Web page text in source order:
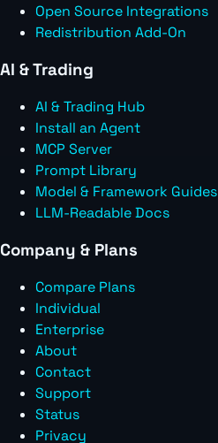
Open Source Integrations
Redistribution Add-On
AI & Trading
AI & Trading Hub
Install an Agent
MCP Server
Prompt Library
Model & Framework Guides
LLM-Readable Docs
Company & Plans
Compare Plans
Individual
Enterprise
About
Contact
Support
Status
Privacy